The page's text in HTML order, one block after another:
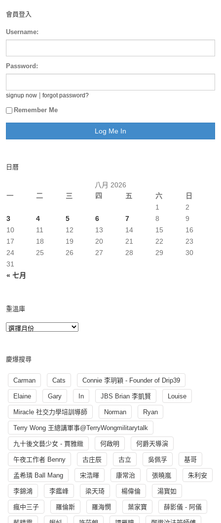
會員登入
Username:
Password:
signup now forgot password?
Remember Me
日曆
八月 2026
一
二 三 四 五 六 日
« 七月
1
2
3
4 5 6 7 8
9
10
11 12 13 14 15
16
17
18 19 20 21 22
23
24
25 26 27 28 29
30
31
重溫庫
慶爆搜尋
Carman Cats Connie 李玥穎 - Founder of Drip39
Elaine Gary In JBS Brian 李凱賢 Louise
Miracle 社交力學培訓導師 Norman Ryan
Terry Wong 王總講軍事@TerryWongmilitarytalk
九十後文藝少女 - 賈雅緻 何啟明 何爵天導演
午夜工作者 Benny 古庄辰 古立 吳佩孚 基哥
孟希璘 Ball Mang 宋浩暉 康常治 張曉嵐 朱利安
李錦鴻 李鑑峰 梁天琦 楊偉倫 湯寳如
瘋中三子 羅倫斯 羅海憫 葉家寶 薛影儀 - 阿儀